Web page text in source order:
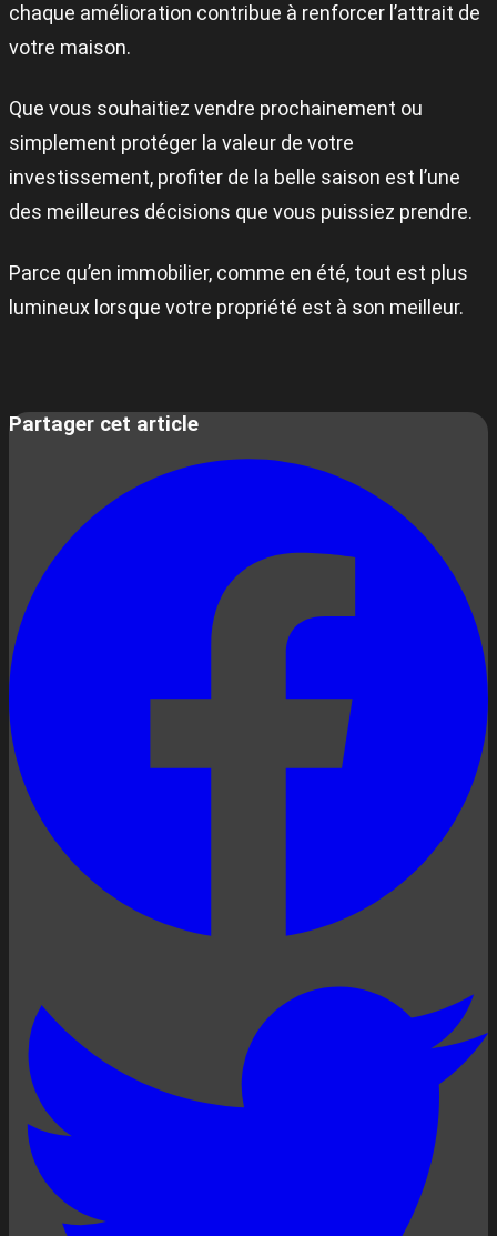
chaque amélioration contribue à renforcer l’attrait de
votre maison.
Que vous souhaitiez vendre prochainement ou
simplement protéger la valeur de votre
investissement, profiter de la belle saison est l’une
des meilleures décisions que vous puissiez prendre.
Parce qu’en immobilier, comme en été, tout est plus
lumineux lorsque votre propriété est à son meilleur.
Partager cet article